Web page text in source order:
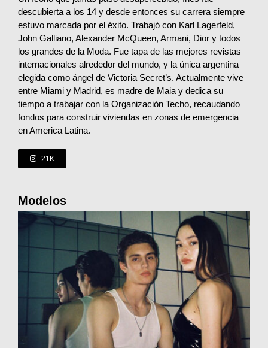
descubierta a los 14 y desde entonces su carrera siempre
estuvo marcada por el éxito. Trabajó con Karl Lagerfeld,
John Galliano, Alexander McQueen, Armani, Dior y todos
los grandes de la Moda. Fue tapa de las mejores revistas
internacionales alrededor del mundo, y la única argentina
elegida como ángel de Victoria Secret’s. Actualmente vive
entre Miami y Madrid, es madre de Maia y dedica su
tiempo a trabajar con la Organización Techo, recaudando
fondos para construir viviendas en zonas de emergencia
en America Latina.
21K
Modelos